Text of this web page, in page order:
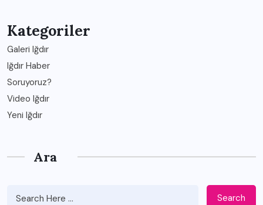
Kategoriler
Galeri Iğdır
Iğdır Haber
Soruyoruz?
Video Iğdır
Yeni Iğdır
Ara
Search